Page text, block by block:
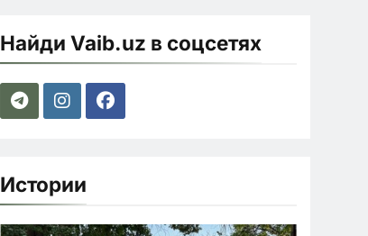
Найди Vaib.uz в соцсетях
Истории